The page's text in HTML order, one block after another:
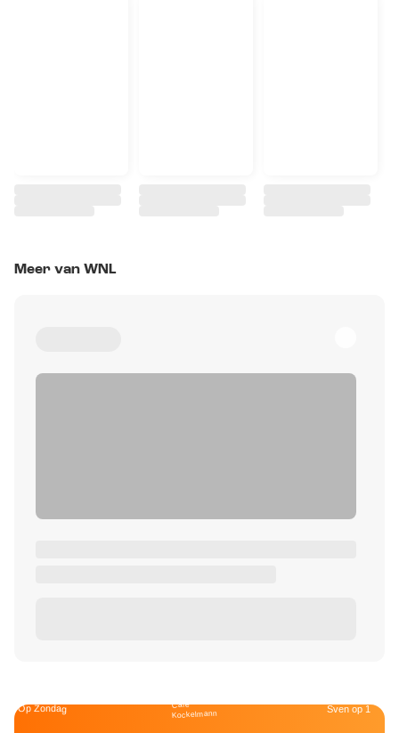
Meer van WNL
Op Zondag Café
Kockelmann Sven op 1